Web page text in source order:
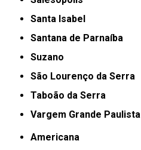
Santa Isabel
Santana de Parnaíba
Suzano
São Lourenço da Serra
Taboão da Serra
Vargem Grande Paulista
Americana